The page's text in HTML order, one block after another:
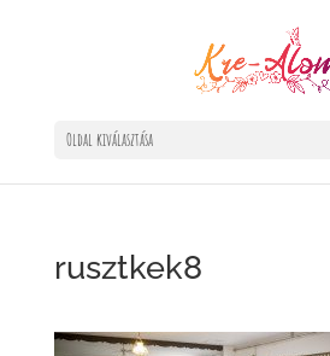
Oldal kiválasztása
rusztkek8